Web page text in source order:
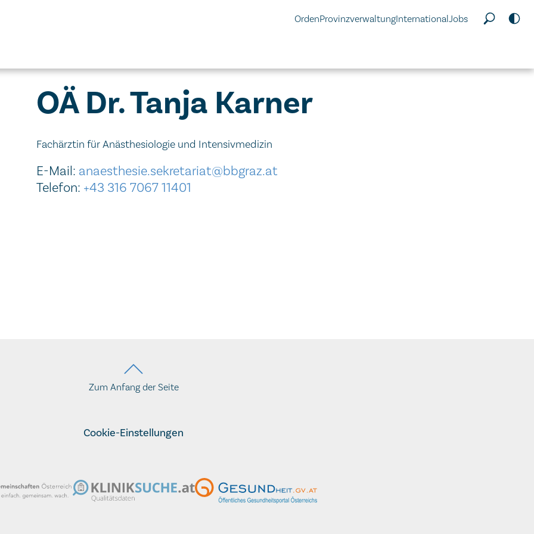
OrdenProvinzverwaltungInternationalJobs
OÄ Dr. Tanja Karner
Fachärztin für Anästhesiologie und Intensivmedizin
E-Mail: anaesthesie.sekretariat@bbgraz.at
Telefon: +43 316 7067 11401
Zum Anfang der Seite
Cookie-Einstellungen